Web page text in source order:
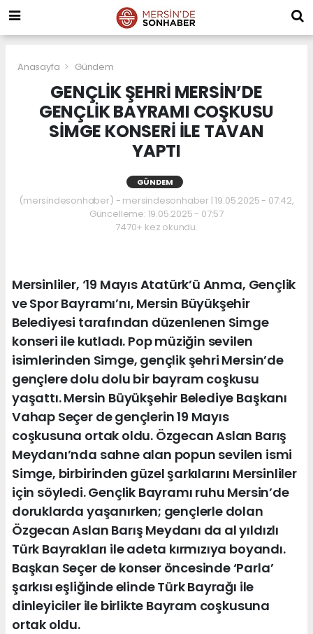
Anasayfa Gündem
GENÇLİK ŞEHRİ MERSİN’DE
GENÇLİK BAYRAMI COŞKUSU
SİMGE KONSERİ İLE TAVAN
YAPTI
GÜNDEM
(mersindesonhaber) - mersindesonhaber | 19.05.2025 - 07:42,
Güncelleme: 19.05.2025 - 07:57
7470+ kez okundu.
Mersinliler, ‘19 Mayıs Atatürk’ü Anma, Gençlik
ve Spor Bayramı’nı, Mersin Büyükşehir
Belediyesi tarafından düzenlenen Simge
konseri ile kutladı. Pop müziğin sevilen
isimlerinden Simge, gençlik şehri Mersin’de
gençlere dolu dolu bir bayram coşkusu
yaşattı. Mersin Büyükşehir Belediye Başkanı
Vahap Seçer de gençlerin 19 Mayıs
coşkusuna ortak oldu. Özgecan Aslan Barış
Meydanı’nda sahne alan popun sevilen ismi
Simge, birbirinden güzel şarkılarını Mersinliler
için söyledi. Gençlik Bayramı ruhu Mersin’de
doruklarda yaşanırken; gençlerle dolan
Özgecan Aslan Barış Meydanı da al yıldızlı
Türk Bayrakları ile adeta kırmızıya boyandı.
Başkan Seçer de konser öncesinde ‘Parla’
şarkısı eşliğinde elinde Türk Bayrağı ile
dinleyiciler ile birlikte Bayram coşkusuna
ortak oldu.